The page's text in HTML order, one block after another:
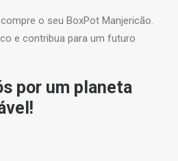
o seu BoxPot Manjericão.
e contribua para um futuro
por um planeta